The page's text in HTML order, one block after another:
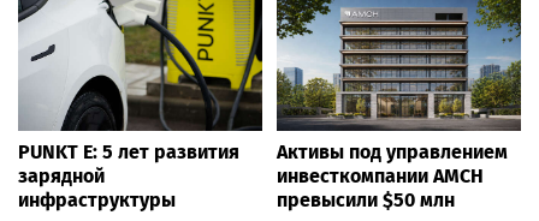
PUNKT E: 5 лет развития
зарядной
инфраструктуры
Активы под управлением
инвесткомпании AMCH
превысили $50 млн